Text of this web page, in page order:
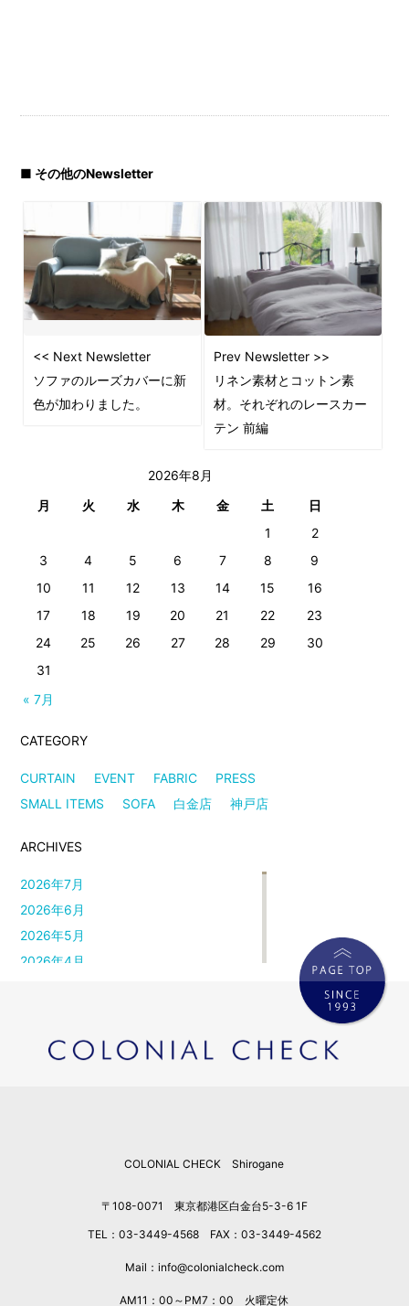
■ その他のNewsletter
<< Next Newsletter
ソファのルーズカバーに新
色が加わりました。
Prev Newsletter >>
リネン素材とコットン素
材。それぞれのレースカー
テン 前編
2026年8月
月
火 水 木 金 土 日
« 7月
1
2
3
4 5 6 7 8
9
10
11 12 13 14 15
16
17
18 19 20 21 22
23
24
25 26 27 28 29
30
31
CATEGORY
CURTAIN EVENT FABRIC
PRESS
SMALL ITEMS
SOFA 白金店 神戸店
ARCHIVES
2026年7月
2026年6月
2026年5月
2026年4月
2026年1月
2025年12月
COLONIAL CHECK Shirogane
〒108-0071 東京都港区白金台5-3-6 1F
TEL：03-3449-4568 FAX：03-3449-4562
Mail：info@colonialcheck.com
AM11：00～PM7：00 火曜定休